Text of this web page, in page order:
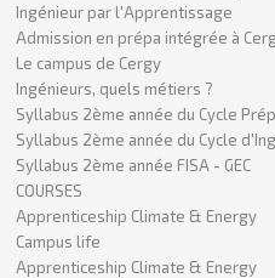
Ingénieur par l'Apprentissage
Admission en prépa intégrée à
Le campus de Cergy
Ingénieurs, quels métiers ?
Syllabus 2ème année du Cycle
Syllabus 2ème année du Cycle
Syllabus 2ème année FISA - GEC
COURSES
Apprenticeship Climate & Energy
Campus life
Apprenticeship Climate & Energy